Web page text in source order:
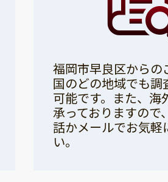
福岡市早良区からの
国のどの地域でも調
可能です。また、海
承っておりますので
話かメールでお気軽
い。